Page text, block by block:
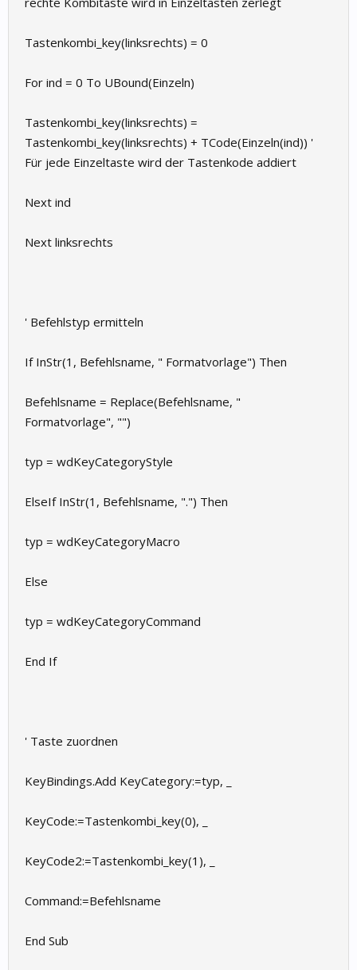
Tastenkombi_key(linksrechts) = 0
For ind = 0 To UBound(Einzeln)
Tastenkombi_key(linksrechts) =
Tastenkombi_key(linksrechts) + TCode(Einzeln(ind)) '
Für jede Einzeltaste wird der Tastenkode addiert
Next ind
Next linksrechts
' Befehlstyp ermitteln
If InStr(1, Befehlsname, " Formatvorlage") Then
Befehlsname = Replace(Befehlsname, "
Formatvorlage", "")
typ = wdKeyCategoryStyle
ElseIf InStr(1, Befehlsname, ".") Then
typ = wdKeyCategoryMacro
Else
typ = wdKeyCategoryCommand
End If
' Taste zuordnen
KeyBindings.Add KeyCategory:=typ, _
KeyCode:=Tastenkombi_key(0), _
KeyCode2:=Tastenkombi_key(1), _
Command:=Befehlsname
End Sub